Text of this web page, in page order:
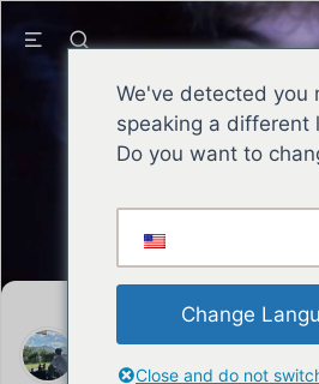
El hombre de
buena reputación
actitud
We've detected you
speaking a different
Do you want to
Change
Close and do not